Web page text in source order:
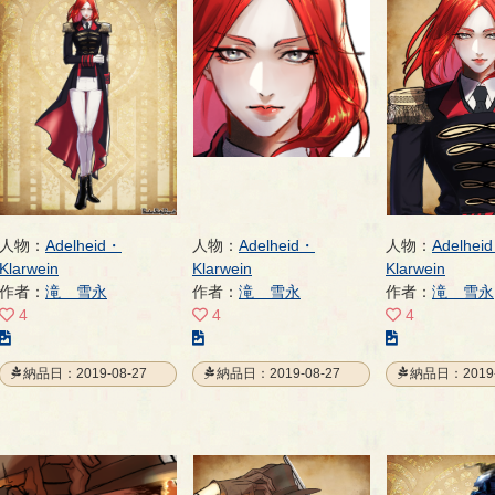
人物： Adelheid・
Klarwein
作者： 滝 雪永
4
の
イ
ト
の
納品日：2019-08-27
人物： Adelheid・
Klarwein
作者： 滝 雪永
4
の
イ
ト
の
納品日：2019-08-27
人物：
Klarwein
作者： 滝 雪永
4
の
イ
ト
の
納品日：